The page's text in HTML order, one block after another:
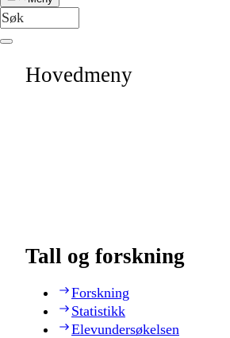
Hovedmeny
Tall og forskning
Forskning
Statistikk
Elevundersøkelsen